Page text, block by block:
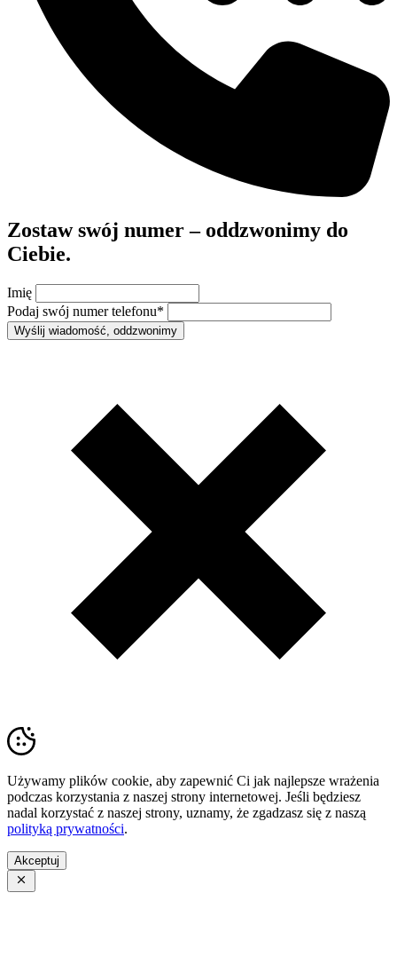
Zostaw swój numer – oddzwonimy do
Ciebie.
Imię
Podaj swój numer telefonu*
Wyślij wiadomość, oddzwonimy
Używamy plików cookie, aby zapewnić Ci jak najlepsze wrażenia
podczas korzystania z naszej strony internetowej. Jeśli będziesz
nadal korzystać z naszej strony, uznamy, że zgadzasz się z naszą
polityką prywatności.
Akceptuj